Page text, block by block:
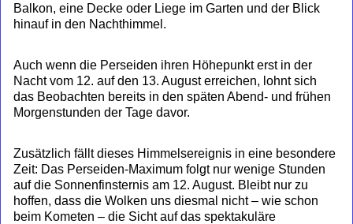
Balkon, eine Decke oder Liege im Garten und der Blick
hinauf in den Nachthimmel.
Auch wenn die Perseiden ihren Höhepunkt erst in der
Nacht vom 12. auf den 13. August erreichen, lohnt sich
das Beobachten bereits in den späten Abend- und frühen
Morgenstunden der Tage davor.
Zusätzlich fällt dieses Himmelsereignis in eine besondere
Zeit: Das Perseiden-Maximum folgt nur wenige Stunden
auf die Sonnenfinsternis am 12. August. Bleibt nur zu
hoffen, dass die Wolken uns diesmal nicht – wie schon
beim Kometen – die Sicht auf das spektakuläre